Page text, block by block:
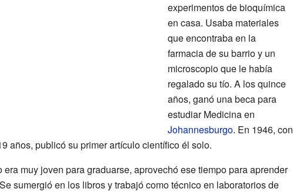
experimentos de bioquímica
en casa. Usaba materiales
que encontraba en la
farmacia de su barrio y un
microscopio que le había
regalado su tío. A los quince
años, ganó una beca para
estudiar Medicina en
Johannesburgo. En 1946, con
años, publicó su primer artículo científico él solo.
era muy joven para graduarse, aprovechó ese tiempo para aprender
sumergió en los libros y trabajó como técnico en laboratorios de